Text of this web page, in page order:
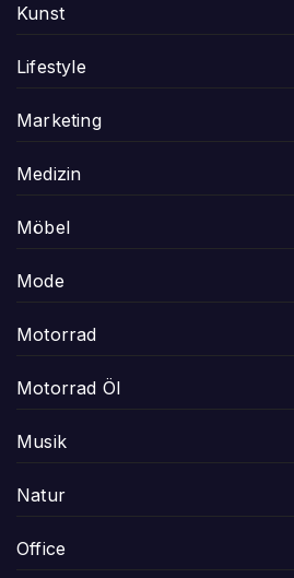
Kunst
Lifestyle
Marketing
Medizin
Möbel
Mode
Motorrad
Motorrad Öl
Musik
Natur
Office